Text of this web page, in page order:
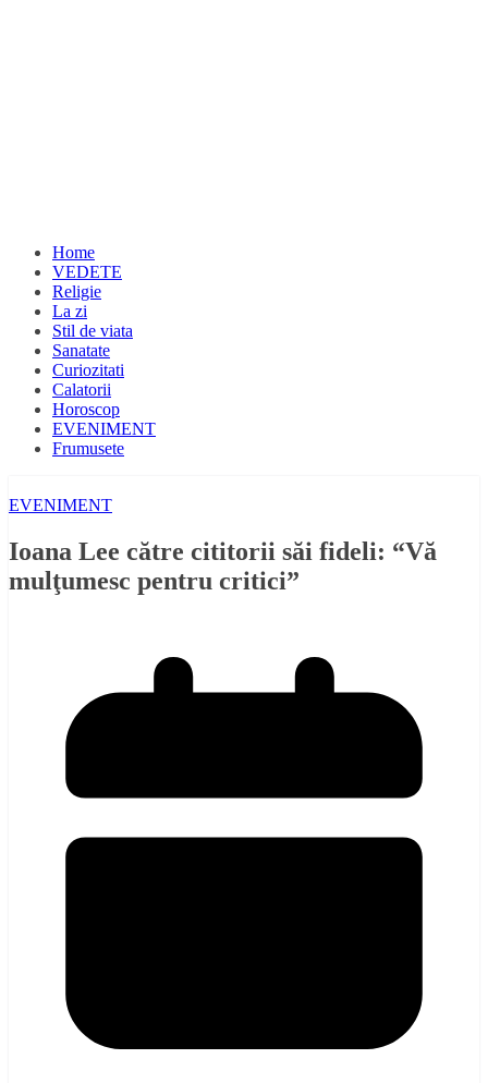
Home
VEDETE
Religie
La zi
Stil de viata
Sanatate
Curiozitati
Calatorii
Horoscop
EVENIMENT
Frumusete
EVENIMENT
Ioana Lee către cititorii săi fideli: “Vă
mulţumesc pentru critici”